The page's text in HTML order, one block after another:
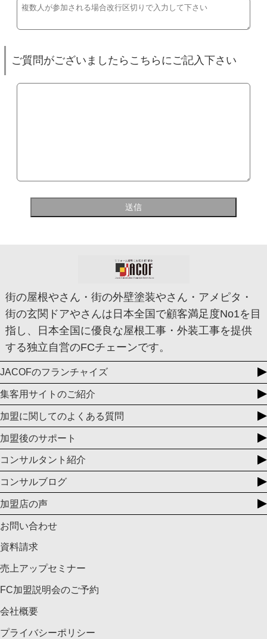
ご質問がございましたらこちらにご記入下さい
街の屋根やさん・街の外壁塗装やさん・アメピタ・
街の玄関ドアやさんは日本全国で顧客満足度No1を目
指し、日本全国に優良な屋根工事・外装工事を提供
する独立自営のFCチェーンです。
JACOFのフランチャイズ
集客用サイトのご紹介
加盟に関してのよくある質問
加盟後のサポート
コンサルタント紹介
コンサルブログ
加盟店の声
お問い合わせ
資料請求
売上アップセミナー
FC加盟説明会のご予約
会社概要
プライバシーポリシー